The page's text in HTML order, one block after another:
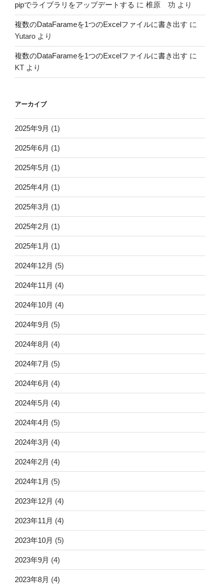
pipでライブラリをアップデートする に 椎原 功 より
複数のDataFarameを1つのExcelファイルに書き出す に
Yutaro より
複数のDataFarameを1つのExcelファイルに書き出す に
KT より
アーカイブ
2025年9月 (1)
2025年6月 (1)
2025年5月 (1)
2025年4月 (1)
2025年3月 (1)
2025年2月 (1)
2025年1月 (1)
2024年12月 (5)
2024年11月 (4)
2024年10月 (4)
2024年9月 (5)
2024年8月 (4)
2024年7月 (5)
2024年6月 (4)
2024年5月 (4)
2024年4月 (5)
2024年3月 (4)
2024年2月 (4)
2024年1月 (5)
2023年12月 (4)
2023年11月 (4)
2023年10月 (5)
2023年9月 (4)
2023年8月 (4)